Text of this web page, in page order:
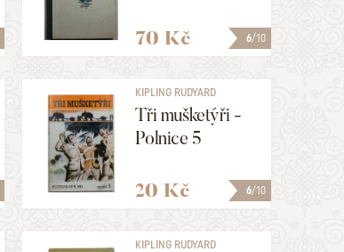
6/10
70 Kč
6/10
KIPLING RUDYARD
Tři mušketýři -
Polnice 5
20 Kč
KIPLING RUDYARD